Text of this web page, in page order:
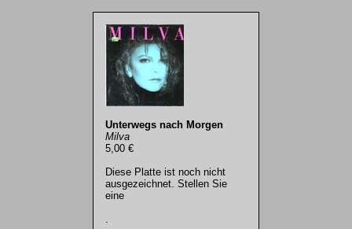
Unterwegs nach Morgen
Milva
5,00 €
Diese Platte ist noch nicht
ausgezeichnet. Stellen Sie
eine